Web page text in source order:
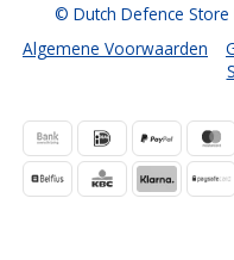
Algemene Voorwaarden
© Dutch Defence Store